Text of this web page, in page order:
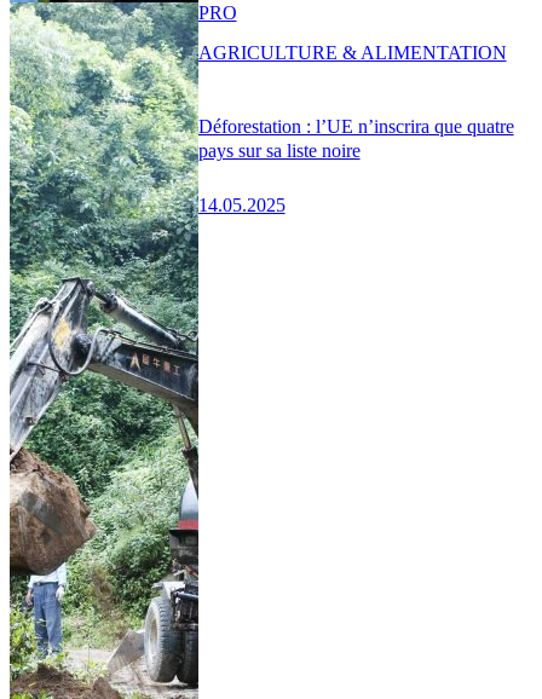
Déforestation : l’UE n’inscrira que quatre
pays sur sa liste noire
14.05.2025
PRO
AGRICULTURE & ALIMENTATION